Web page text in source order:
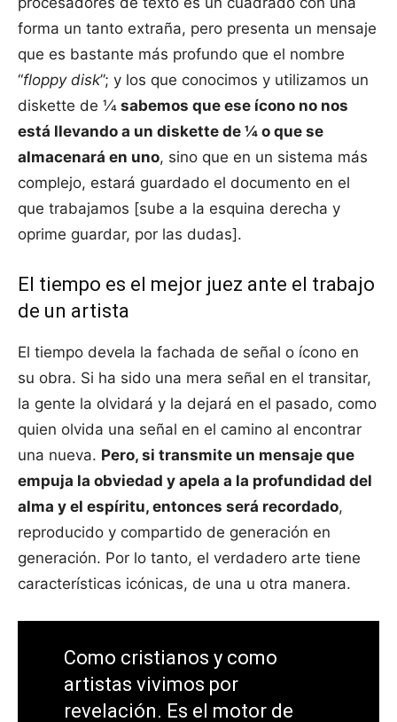
forma un tanto extraña, pero presenta un mensaje
que es bastante más profundo que el nombre
“floppy disk”; y los que conocimos y utilizamos un
diskette de 1⁄4 sabemos que ese ícono no nos
está llevando a un diskette de ¼ o que se
almacenará en uno, sino que en un sistema más
complejo, estará guardado el documento en el
que trabajamos [sube a la esquina derecha y
oprime guardar, por las dudas].
El tiempo es el mejor juez ante el trabajo
de un artista
El tiempo devela la fachada de señal o ícono en
su obra. Si ha sido una mera señal en el transitar,
la gente la olvidará y la dejará en el pasado, como
quien olvida una señal en el camino al encontrar
una nueva. Pero, si transmite un mensaje que
empuja la obviedad y apela a la profundidad del
alma y el espíritu, entonces será recordado,
reproducido y compartido de generación en
generación. Por lo tanto, el verdadero arte tiene
características icónicas, de una u otra manera.
Como cristianos y como
artistas vivimos por
revelación. Es el motor de